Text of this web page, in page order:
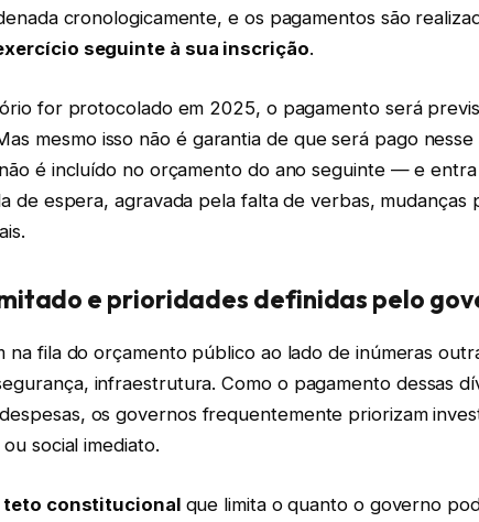
cronologicamente, e os pagamentos são
seguinte à sua inscrição.
for protocolado em 2025, o pagamento será
mesmo isso não é garantia de que será pago nesse
é incluído no orçamento do ano seguinte — e entra
de espera, agravada pela falta de verbas, mudanças
e prioridades definidas pelo
na fila do orçamento público ao lado de inúmeras
infraestrutura. Como o pagamento dessas
os governos frequentemente priorizam
social imediato.
teto constitucional que limita o quanto o governo